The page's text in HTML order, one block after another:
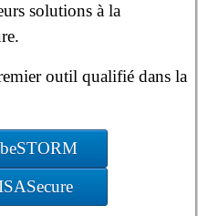
solutions à la
outil qualifié dans la